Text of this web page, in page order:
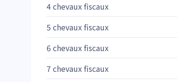
4 chevaux fiscaux
5 chevaux fiscaux
6 chevaux fiscaux
7 chevaux fiscaux